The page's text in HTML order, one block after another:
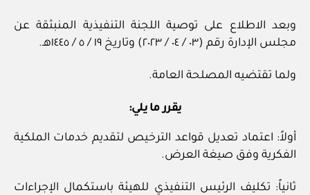
وبعد الاطلاع على توصية اللجنة التنفيذية المنبثقة عن
مجلس الإدارة رقم (٠٣ / ٠٤ / ٢٠٢٣) وتاريخ ١٩ / ٥ / ١٤٤٥هـ.
ولما تقتضيه المصلحة العامة.
يقرر ما يلي:
أولاً: اعتماد تعديل قواعد الترخيص لتقديم خدمات الملكية
الفكرية وفق صيغة العرض.
ثانياً: تكليف الرئيس التنفيذي للهيئة باستكمال الإجراءات